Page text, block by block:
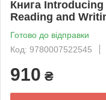
Книга
Reading and
Готово до відправки
Код: 9780007522545
910 ₴